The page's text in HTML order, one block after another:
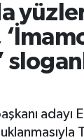
adayı
Durumu ve